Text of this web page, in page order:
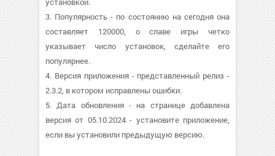
3. Популярность - по состоянию на сегодня она
составляет 120000, о cлаве игры четко
указывает число установок, сделайте его
популярнее.
4. Версия приложения - представленный релиз -
2.3.2, в котором исправлены ошибки.
5. Дата обновления - на странице добавлена
версия от 05.10.2024 - установите приложение,
если вы установили предыдущую версию.